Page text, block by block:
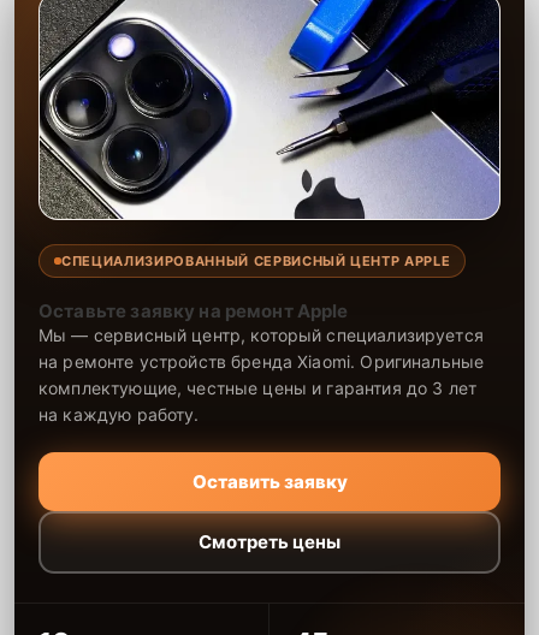
СПЕЦИАЛИЗИРОВАННЫЙ СЕРВИСНЫЙ ЦЕНТР APPLE
Оставьте заявку на ремонт Apple
Мы — сервисный центр, который специализируется
на ремонте устройств бренда Xiaomi. Оригинальные
комплектующие, честные цены и гарантия до 3 лет
на каждую работу.
Оставить заявку
Смотреть цены